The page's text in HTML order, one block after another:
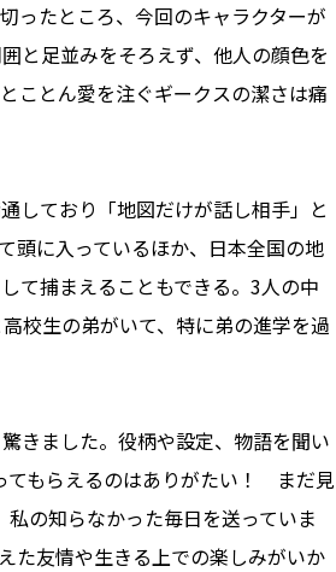
ったところ、今回のキャラクターが
と足並みをそろえず、他人の顔色を
ことん愛を注ぐギークスの潔さは痛
しており「地図だけが話し相手」と
頭に入っているほか、日本全国の地
て捕まえることもできる。3人の中
校生の弟がいて、特に弟の進学を過
きました。役柄や設定、物語を聞い
てもらえるのはありがたい！ まだ見
の知らなかった毎日を送っていま
た友情や生きる上での楽しみがいか